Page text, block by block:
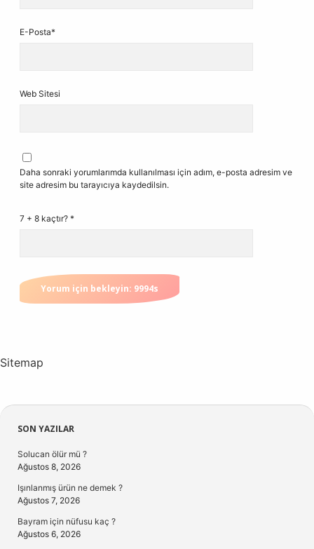
E-Posta*
Web Sitesi
Daha sonraki yorumlarımda kullanılması için adım, e-posta adresim ve
site adresim bu tarayıcıya kaydedilsin.
7 + 8 kaçtır? *
Sitemap
Sidebar
SON YAZILAR
Solucan ölür mü ?
Ağustos 8, 2026
Işınlanmış ürün ne demek ?
Ağustos 7, 2026
Bayram için nüfusu kaç ?
Ağustos 6, 2026